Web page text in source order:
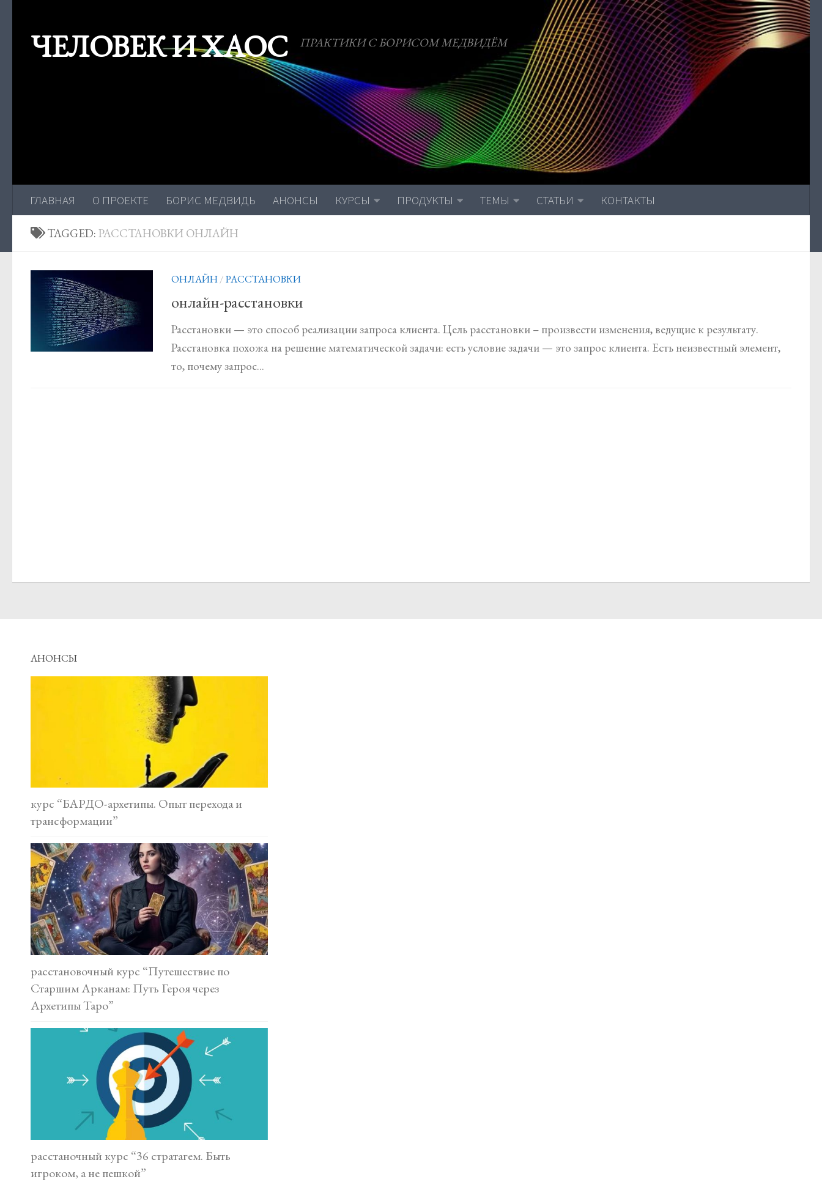
ЧЕЛОВЕК И ХАОС ПРАКТИКИ С БОРИСОМ МЕДВИДЁМ
ГЛАВНАЯ О ПРОЕКТЕ БОРИС МЕДВИДЬ АНОНСЫ КУРСЫ ПРОДУКТЫ ТЕМЫ СТАТЬИ КОНТАКТЫ
TAGGED:РАССТАНОВКИ ОНЛАЙН
ОНЛАЙН/РАССТАНОВКИ
онлайн-расстановки
Расстановки — это способ реализации запроса клиента. Цель расстановки – произвести изменения, ведущие к результату.
Расстановка похожа на решение математической задачи: есть условие задачи — это запрос клиента. Есть неизвестный элемент,
то, почему запрос...
АНОНСЫ
курс “БАРДО-архетипы. Опыт перехода и
трансформации”
расстановочный курс “Путешествие по
Старшим Арканам: Путь Героя через
Архетипы Таро”
расстаночный курс “36 стратагем. Быть
игроком, а не пешкой”